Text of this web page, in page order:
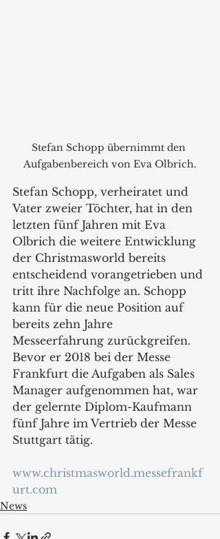
Stefan Schopp übernimmt den
Aufgabenbereich von Eva Olbrich.
Stefan Schopp, verheiratet und
Vater zweier Töchter, hat in den
letzten fünf Jahren mit Eva
Olbrich die weitere Entwicklung
der Christmasworld bereits
entscheidend vorangetrieben und
tritt ihre Nachfolge an. Schopp
kann für die neue Position auf
bereits zehn Jahre
Messeerfahrung zurückgreifen.
Bevor er 2018 bei der Messe
Frankfurt die Aufgaben als Sales
Manager aufgenommen hat, war
der gelernte Diplom-Kaufmann
fünf Jahre im Vertrieb der Messe
Stuttgart tätig.
www.christmasworld.messefrankf
urt.com
News